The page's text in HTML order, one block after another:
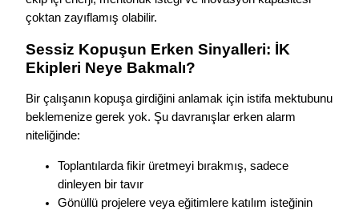
çoktan zayıflamış olabilir.
Sessiz Kopuşun Erken Sinyalleri: İK
Ekipleri Neye Bakmalı?
Bir çalışanın kopuşa girdiğini anlamak için istifa mektubunu
beklemenize gerek yok. Şu davranışlar erken alarm
niteliğinde:
Toplantılarda fikir üretmeyi bırakmış, sadece
dinleyen bir tavır
Gönüllü projelere veya eğitimlere katılım isteğinin